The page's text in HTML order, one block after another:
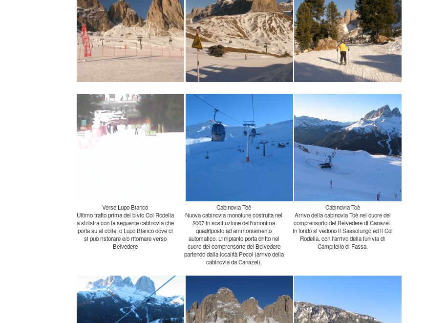
Verso Lupo Bianco
Ultimo tratto prima del bivio Col Rodella
a sinistra con la seguente cabinovia che
porta su al colle, o Lupo Bianco dove ci
si può ristorare e/o ritornare verso
Belvedere
Cabinovia Toè
Nuova cabinovia monofune costruita nel
2007 in sostituzione dell'omonima
quadriposto ad ammorsamento
automatico. L'impianto porta dritto nel
cuore del comprensorio del Belvedere
partendo dalla località Pecol (arrivo della
cabinovia da Canazei).
Cabinovia Toè
Arrivo della cabinovia Toè nel cuore del
comprensorio del Belvedere di Canazei.
In fondo si vedono il Sassolungo ed il Col
Rodella, con l'arrivo della funivia di
Campitello di Fassa.